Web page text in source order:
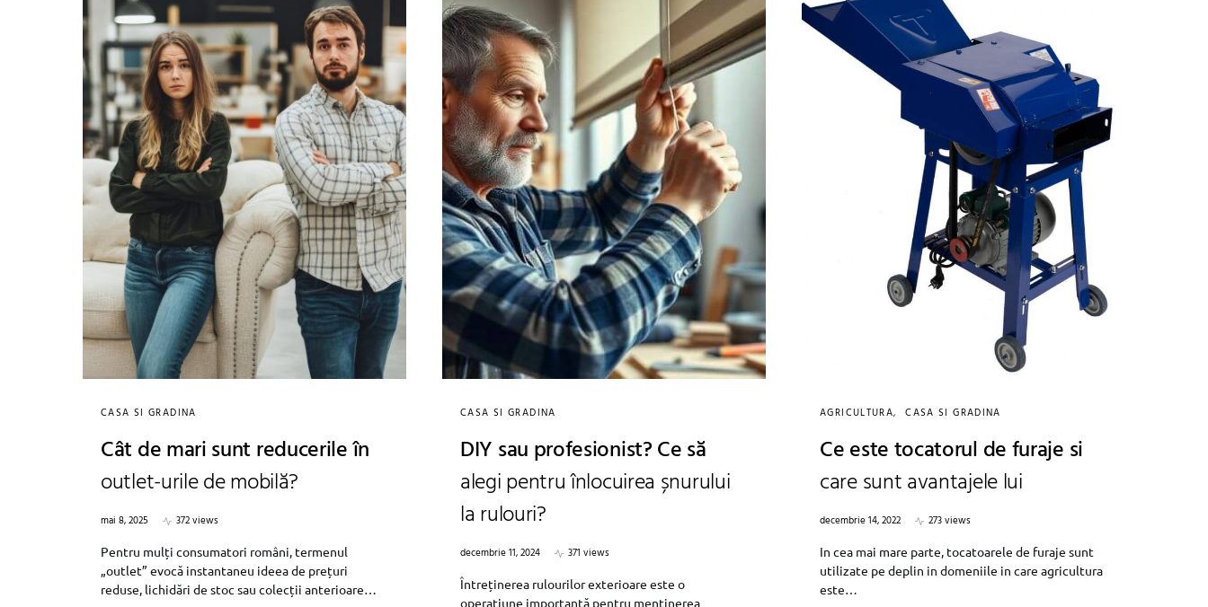
CASA SI GRADINA
Cât de mari sunt reducerile în
outlet-urile de mobilă?
mai 8, 2025
372 views
Pentru mulți consumatori români, termenul
„outlet” evocă instantaneu ideea de prețuri
reduse, lichidări de stoc sau colecții anterioare…
CASA SI GRADINA
DIY sau profesionist? Ce să
alegi pentru înlocuirea șnurului
la rulouri?
decembrie 11, 2024
371 views
Întreținerea rulourilor exterioare este o
operațiune importantă pentru menținerea
AGRICULTURA CASA SI GRADINA
Ce este tocatorul de furaje si
care sunt avantajele lui
decembrie 14, 2022
273 views
In cea mai mare parte, tocatoarele de furaje sunt
utilizate pe deplin in domeniile in care agricultura
este…